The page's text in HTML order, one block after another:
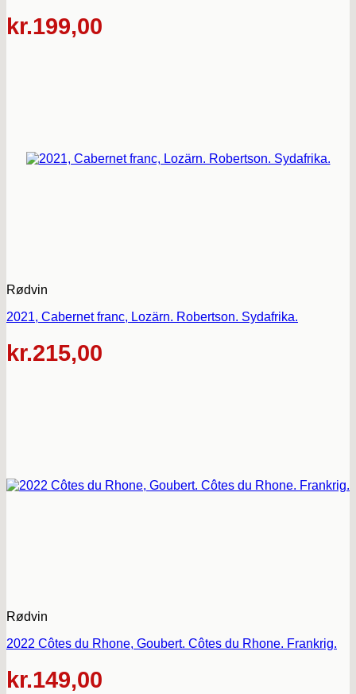
kr.199,00
Rødvin
2021, Cabernet franc, Lozärn. Robertson. Sydafrika.
kr.215,00
Rødvin
2022 Côtes du Rhone, Goubert. Côtes du Rhone. Frankrig.
kr.149,00